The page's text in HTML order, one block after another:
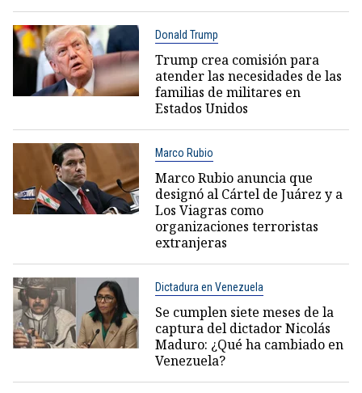
Donald Trump
Trump crea comisión para
atender las necesidades de las
familias de militares en
Estados Unidos
Marco Rubio
Marco Rubio anuncia que
designó al Cártel de Juárez y a
Los Viagras como
organizaciones terroristas
extranjeras
Dictadura en Venezuela
Se cumplen siete meses de la
captura del dictador Nicolás
Maduro: ¿Qué ha cambiado en
Venezuela?